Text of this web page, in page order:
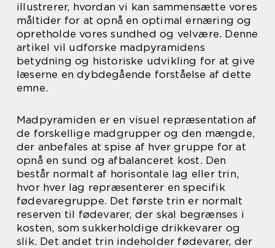
illustrerer, hvordan vi kan sammensætte vores
måltider for at opnå en optimal ernæring og
opretholde vores sundhed og velvære. Denne
artikel vil udforske madpyramidens
betydning og historiske udvikling for at give
læserne en dybdegående forståelse af dette
emne.
Madpyramiden er en visuel repræsentation af
de forskellige madgrupper og den mængde,
der anbefales at spise af hver gruppe for at
opnå en sund og afbalanceret kost. Den
består normalt af horisontale lag eller trin,
hvor hver lag repræsenterer en specifik
fødevaregruppe. Det første trin er normalt
reserven til fødevarer, der skal begrænses i
kosten, som sukkerholdige drikkevarer og
slik. Det andet trin indeholder fødevarer, der